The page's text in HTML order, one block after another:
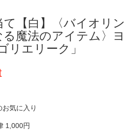
【白】〈バイオリン
魔法のアイテム〉ヨ
リエリーク」
お気に入り
1,000円